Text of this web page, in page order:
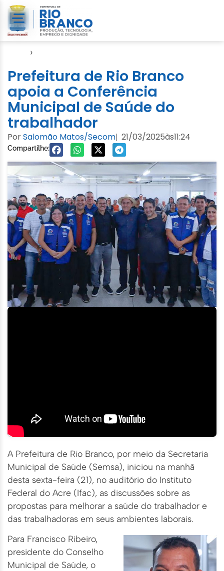
›
Prefeitura de Rio Branco
apoia a Conferência
Municipal de Saúde do
trabalhador
PorSalomão Matos/Secom| 21/03/2025às11:24
Compartilhe:
A Prefeitura de Rio Branco, por meio da Secretaria
Municipal de Saúde (Semsa), iniciou na manhã
desta sexta-feira (21), no auditório do Instituto
Federal do Acre (Ifac), as discussões sobre as
propostas para melhorar a saúde do trabalhador e
das trabalhadoras em seus ambientes laborais.
Para Francisco Ribeiro,
presidente do Conselho
Municipal de Saúde, o